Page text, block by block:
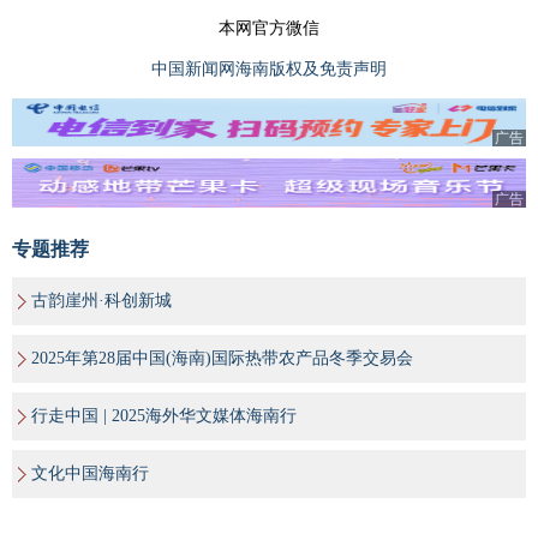
本网官方微信
中国新闻网海南版权及免责声明
广告
广告
专题推荐
古韵崖州·科创新城
2025年第28届中国(海南)国际热带农产品冬季交易会
行走中国 | 2025海外华文媒体海南行
文化中国海南行